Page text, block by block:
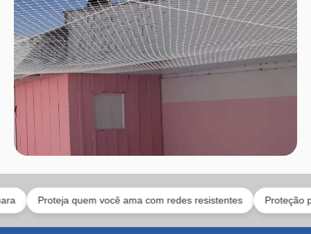
quem você ama com redes resistentes Proteção para